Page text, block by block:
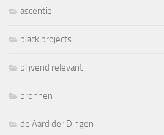
ascentie
black projects
blijvend relevant
bronnen
de Aard der Dingen